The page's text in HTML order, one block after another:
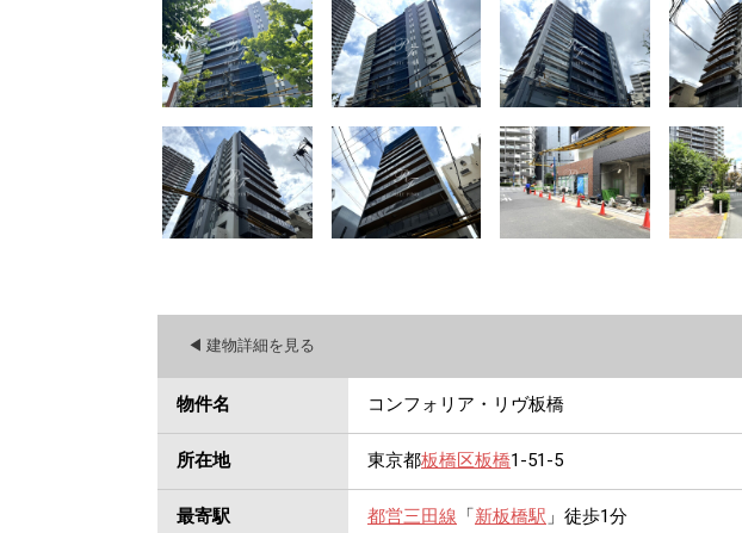
◀︎ 建物詳細を見る
物件名 コンフォリア・リヴ板橋
所在地 東京都板橋区板橋1-51-5
最寄駅 都営三田線 「 新板橋駅 」徒歩1分